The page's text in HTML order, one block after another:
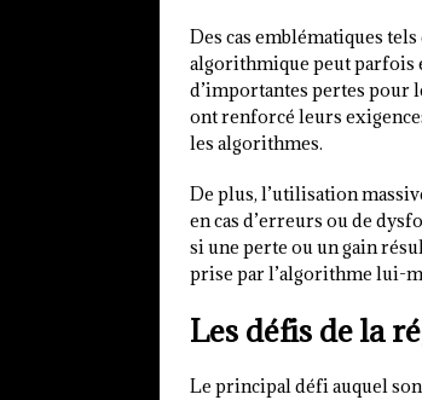
Des cas emblématiques
algorithmique peut parfois
d’importantes pertes pour
ont renforcé leurs
les algorithmes.
De plus, l’utilisation
en cas d’erreurs ou de
si une perte ou un gain
prise par l’algorithme lui-
Les défis de la
Le principal défi auquel